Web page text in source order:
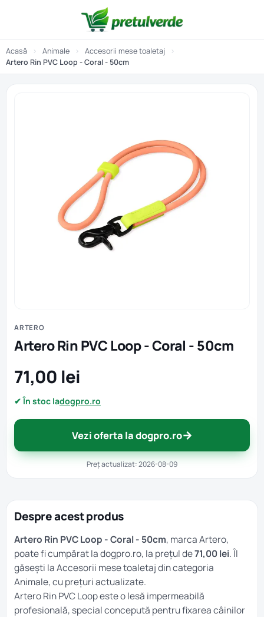
Acasă › Animale › Accesorii mese toaletaj
›
Artero Rin PVC Loop - Coral - 50cm
ARTERO
Artero Rin PVC Loop - Coral - 50cm
71,00 lei
✔ În stoc ladogpro.ro
Vezi oferta la dogpro.ro→
Preț actualizat: 2026-08-09
Despre acest produs
Artero Rin PVC Loop - Coral - 50cm, marca Artero,
poate fi cumpărat la dogpro.ro, la prețul de71,00 lei. Îl
găsești laAccesorii mese toaletajdin categoria
Animale, cu prețuri actualizate.
Artero Rin PVC Loop este o lesă impermeabilă
profesională, special concepută pentru fixarea câinilor